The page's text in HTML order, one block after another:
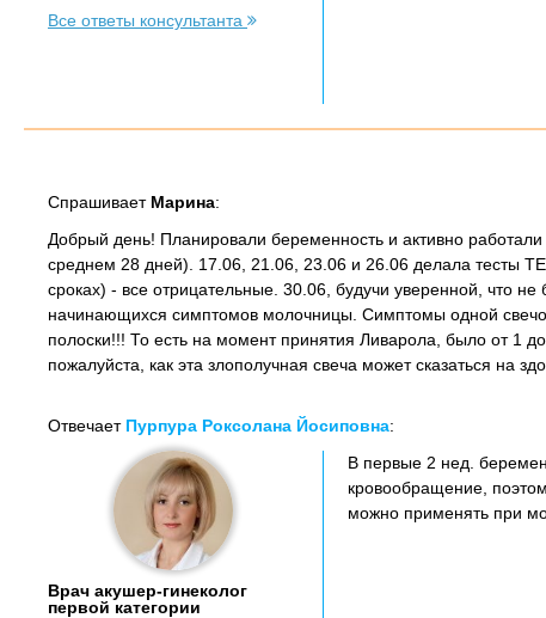
Все ответы консультанта
Спрашивает Марина:
Добрый день! Планировали беременность и активно
среднем 28 дней). 17.06, 21.06, 23.06 и 26.06 делала тесты
сроках) - все отрицательные. 30.06, будучи уверенной, что
начинающихся симптомов молочницы. Симптомы одной
полоски!!! То есть на момент принятия Ливарола, было от 1
пожалуйста, как эта злополучная свеча может сказаться на
Отвечает Пурпура Роксолана Йосиповна:
Врач акушер-гинеколог
первой категории
В первые 2 нед.
кровообращение,
можно применять при